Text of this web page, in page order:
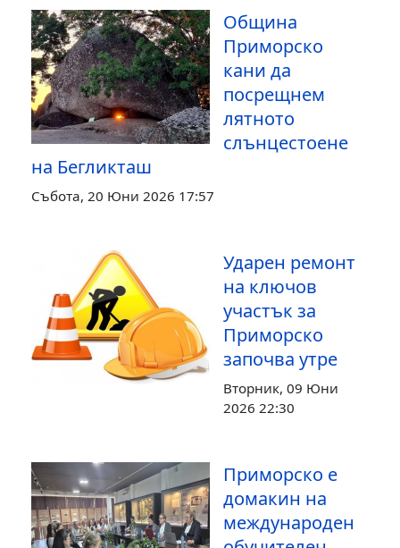
Община
Приморско
кани да
посрещнем
лятното
слънцестоене
на Бегликташ
Събота, 20 Юни 2026 17:57
Ударен ремонт
на ключов
участък за
Приморско
започва утре
Вторник, 09 Юни
2026 22:30
Приморско е
домакин на
международен